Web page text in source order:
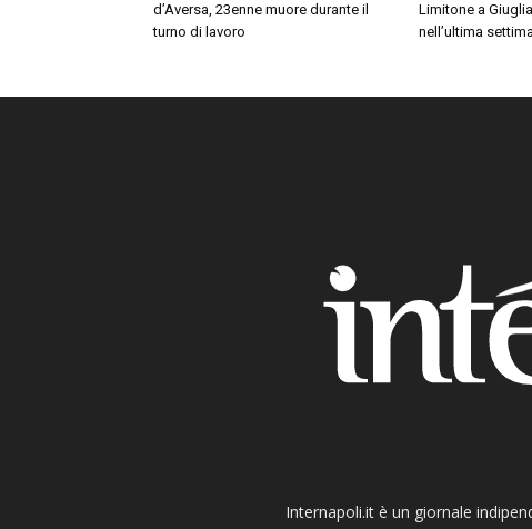
d’Aversa, 23enne muore durante il
turno di lavoro
Limitone a
nell’ultima
Internapoli.it è un giornale